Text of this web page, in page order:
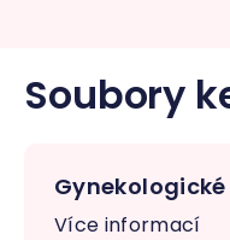
Soubory
Více informací